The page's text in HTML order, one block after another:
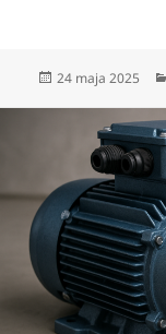
Data
24 maja 2025